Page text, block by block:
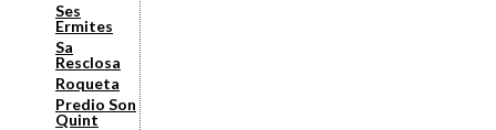
Ses
Ermites
Sa
Resclosa
Roqueta
Predio Son
Quint